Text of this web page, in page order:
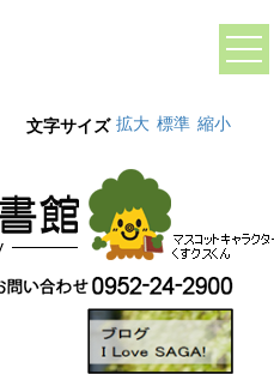
文字サイズ 拡大 標準 縮小